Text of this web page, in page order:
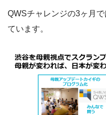
QWSチャレンジの3ヶ月
ています。